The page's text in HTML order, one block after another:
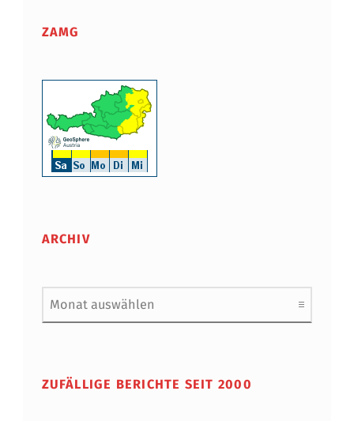
ZAMG
ARCHIV
Archiv
ZUFÄLLIGE BERICHTE SEIT 2000